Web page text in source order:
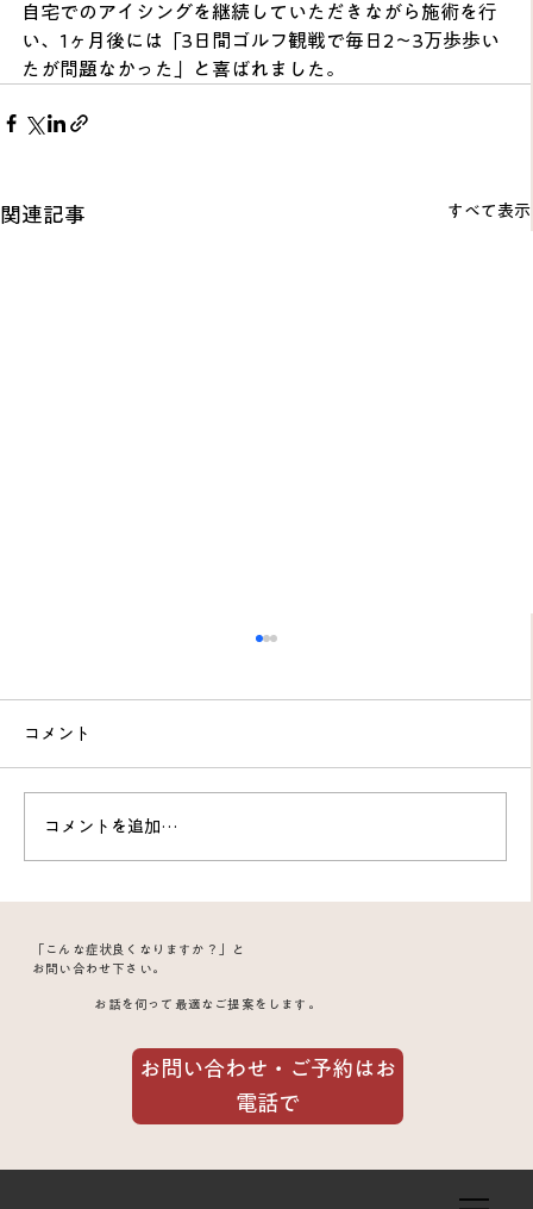
お問い合わせ・ご予約はお
電話で
「こんな症状良くなりますか？」と
お問い合わせ下さい。
お話を伺って最適なご提案をします。
自宅でのアイシングを継続していただきながら施術を行
い、1ヶ月後には「3日間ゴルフ観戦で毎日2〜3万歩歩い
たが問題なかった」と喜ばれました。
関連記事 すべて表示
性と70代男性のトリガーポイント治療症
コメント
コメントを追加…